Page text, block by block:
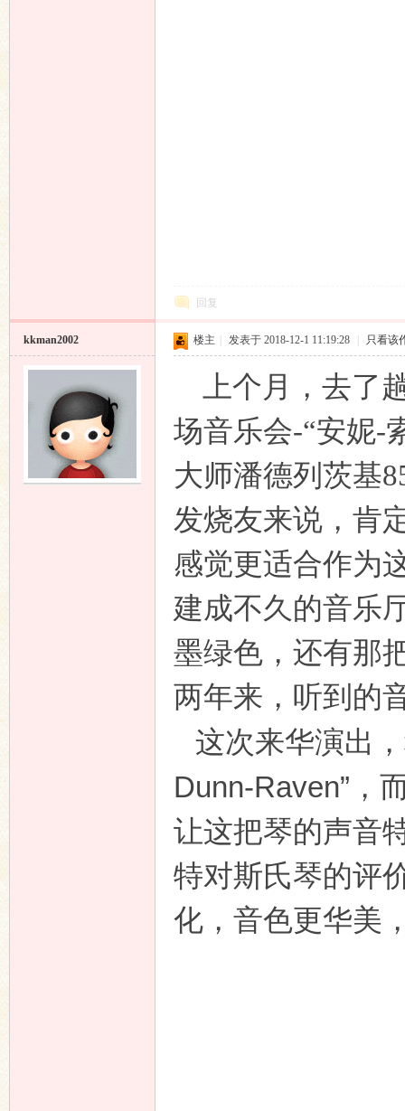
回复
kkman2002 楼主 发表于 2018-12-1 11:19:28 只看该
上个月，去了
场音乐会-“安妮-
大师潘德列茨基
发烧友来说，肯
感觉更适合作为
建成不久的音乐
墨绿色，还有那
两年来，听到的
这次来华演出
Dunn-Raven” ，
让这把琴的声音
特对斯氏琴的评
化，音色更华美